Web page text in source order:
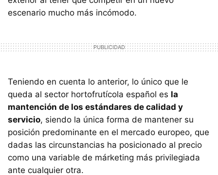
escenario mucho más incómodo.
Teniendo en cuenta lo anterior, lo único que le
queda al sector hortofrutícola español es la
mantención de los estándares de calidad y
servicio, siendo la única forma de mantener su
posición predominante en el mercado europeo, que
dadas las circunstancias ha posicionado al precio
como una variable de márketing más privilegiada
ante cualquier otra.